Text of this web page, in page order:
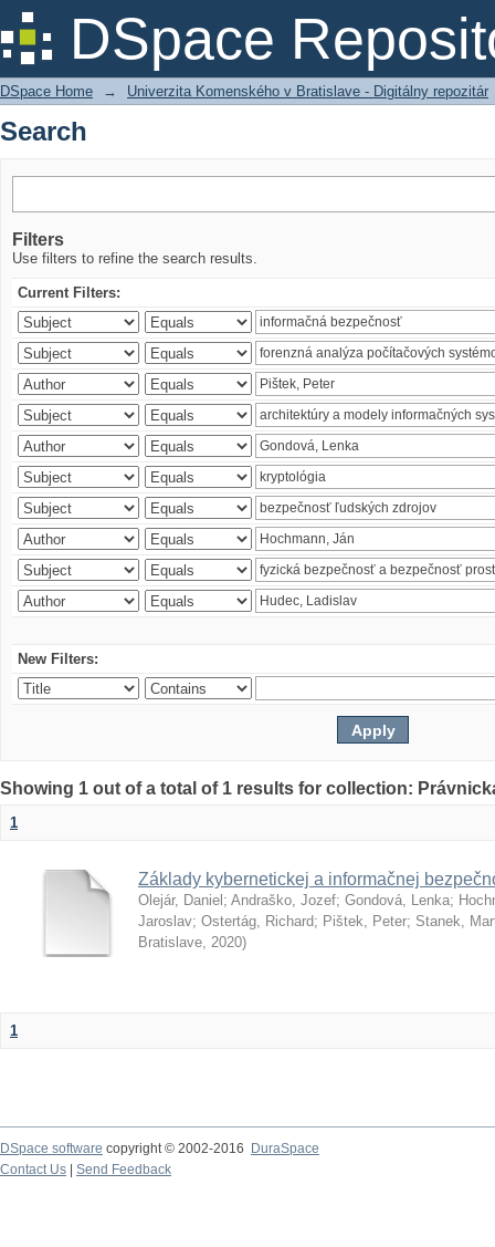
DSpace
Search
DSpace Home → Univerzita Komenského v Bratislave - Digitálny repozitár
Search
Filters
Use filters to refine the search results.
Current Filters:
New Filters:
Showing 1 out of a total of 1 results for collection:
1
Základy kybernetickej a informačnej
Olejár, Daniel ; Andraško, Jozef; Gondová, Lenka;
Jaroslav; Ostertág, Richard; Pištek, Peter; Stanek,
Bratislave, 2020)
1
DSpace software copyright © 2002-2016
DuraSpace
Contact Us
Send Feedback